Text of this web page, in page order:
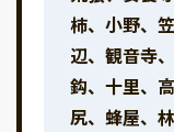
柿、小野、
辺、観音寺
鈎、十里、
尻、蜂屋、